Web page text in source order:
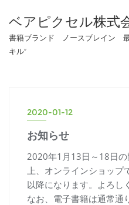
ベアピクセル株式
書籍ブランド ノースブレイン 最
キル”
2020-01-12
お知らせ
2020年1月13日～18日
上、オンラインショップ
以降になります。よろし
なお、電子書籍は通常通